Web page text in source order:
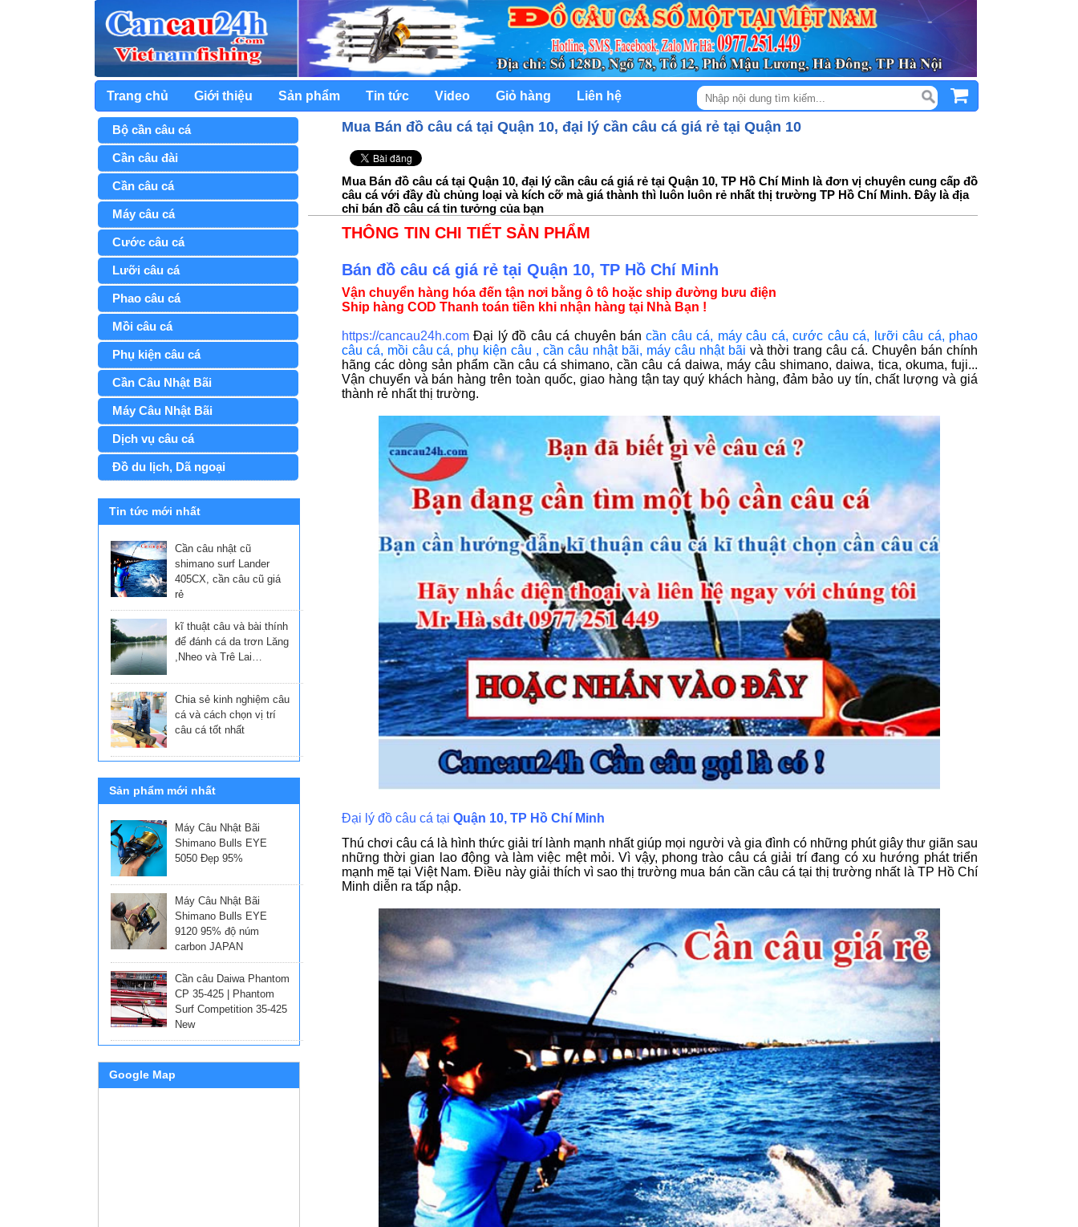
Trang chủ Giới thiệu Sản phẩm Tin tức Video Giỏ hàng Liên hệ
Bộ cần câu cá
Cần câu đài
Cần câu cá
Máy câu cá
Cước câu cá
Lưỡi câu cá
Phao câu cá
Mồi câu cá
Phụ kiện câu cá
Cần Câu Nhật Bãi
Máy Câu Nhật Bãi
Dịch vụ câu cá
Đồ du lịch, Dã ngoại
Tin tức mới nhất
Cần câu nhật cũ
shimano surf Lander
405CX, cần câu cũ giá
rẻ
kĩ thuật câu và bài thính
để đánh cá da trơn Lăng
,Nheo và Trê Lai…
Chia sẻ kinh nghiệm câu
cá và cách chọn vị trí
câu cá tốt nhất
Sản phẩm mới nhất
Máy Câu Nhật Bãi
Shimano Bulls EYE
5050 Đẹp 95%
Máy Câu Nhật Bãi
Shimano Bulls EYE
9120 95% độ núm
carbon JAPAN
Cần câu Daiwa Phantom
CP 35-425 | Phantom
Surf Competition 35-425
New
Google Map
Mua Bán đồ câu cá tại Quận 10, đại lý cần câu cá giá rẻ tại Quận 10
Mua Bán đồ câu cá tại Quận 10, đại lý cần câu cá giá rẻ tại Quận 10, TP Hồ Chí Minh là đơn vị chuyên cung cấp đồ
câu cá với đầy đù chủng loại và kích cỡ mà giá thành thì luôn luôn rẻ nhất thị trường TP Hồ Chí Minh. Đây là địa
chỉ bán đồ câu cá tin tưởng của bạn
THÔNG TIN CHI TIẾT SẢN PHẨM
Bán đồ câu cá giá rẻ tại Quận 10, TP Hồ Chí Minh
Vận chuyển hàng hóa đến tận nơi bằng ô tô hoặc ship đường bưu điện
Ship hàng COD Thanh toán tiền khi nhận hàng tại Nhà Bạn !
https://cancau24h.comĐại lý đồ câu cá chuyên báncần câu cá, máy câu cá,cước câu cá, lưỡi câu cá, phao
câu cá, mồi câu cá, phụ kiện câu ,cần câu nhật bãi, máy câu nhật bãi và thời trang câu cá. Chuyên bán chính
hãng các dòng sản phẩm cần câu cá shimano, cần câu cá daiwa, máy câu shimano, daiwa, tica, okuma, fuji...
Vận chuyển và bán hàng trên toàn quốc, giao hàng tận tay quý khách hàng, đảm bảo uy tín, chất lượng và giá
thành rẻ nhất thị trường.
Đại lý đồ câu cá tại Quận 10, TP Hồ Chí Minh
Thú chơi câu cá là hình thức giải trí lành mạnh nhất giúp mọi người và gia đình có những phút giây thư giãn sau
những thời gian lao động và làm việc mệt mỏi. Vì vậy, phong trào câu cá giải trí đang có xu hướng phát triển
mạnh mẽ tại Việt Nam. Điều này giải thích vì sao thị trường mua bán cần câu cá tại thị trường nhất là TP Hồ Chí
Minh diễn ra tấp nập.